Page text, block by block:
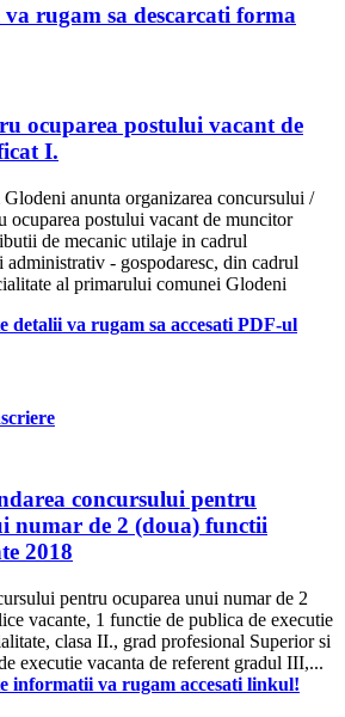
rugam sa descarcati forma
ocuparea postului vacant de
I.
anunta organizarea concursului /
ocuparea postului vacant de muncitor
de mecanic utilaje in cadrul
- gospodaresc, din cadrul
al primarului comunei Glodeni
detalii va rugam sa accesati PDF-ul
concursului pentru
numar de 2 (doua) functii
2018
pentru ocuparea unui numar de 2
vacante, 1 functie de publica de executie
clasa II., grad profesional Superior si
executie vacanta de referent gradul III,...
informatii va rugam accesati linkul!